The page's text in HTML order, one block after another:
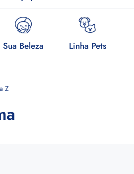
Sua Beleza Linha Pets
Z